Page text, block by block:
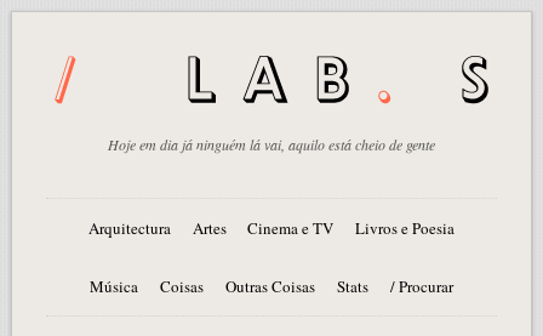
Hoje em dia já ninguém lá vai, aquilo está cheio de gente
Arquitectura Artes Cinema e TV Livros e Poesia
Música Coisas Outras Coisas Stats / Procurar